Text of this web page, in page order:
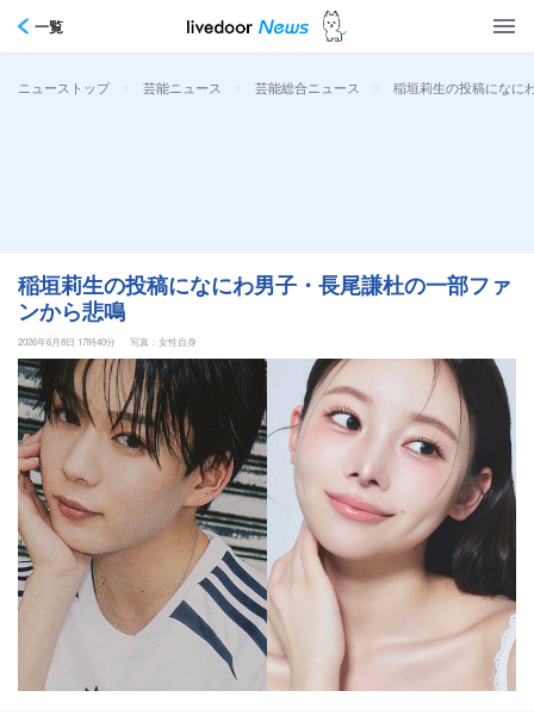
一覧
ニューストップ > 芸能ニュース > 芸能総合ニュース > 稲垣莉生の投稿になに
稲垣莉生の投稿になにわ男子・長尾謙杜の一部ファ
ンから悲鳴
2026年6月8日 17時40分 写真：女性自身